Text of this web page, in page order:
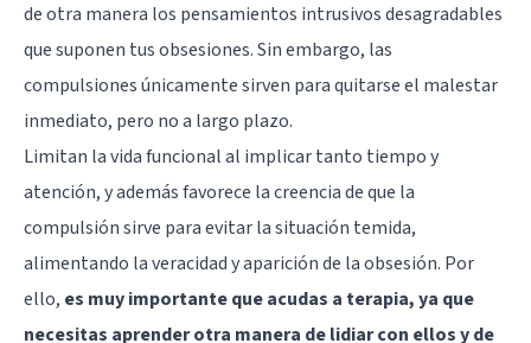
de otra manera los pensamientos intrusivos desagradables
que suponen tus obsesiones. Sin embargo, las
compulsiones únicamente sirven para quitarse el malestar
inmediato, pero no a largo plazo.
Limitan la vida funcional al implicar tanto tiempo y
atención, y además favorece la creencia de que la
compulsión sirve para evitar la situación temida,
alimentando la veracidad y aparición de la obsesión. Por
ello, es muy importante que acudas a terapia, ya que
necesitas aprender otra manera de lidiar con ellos y de